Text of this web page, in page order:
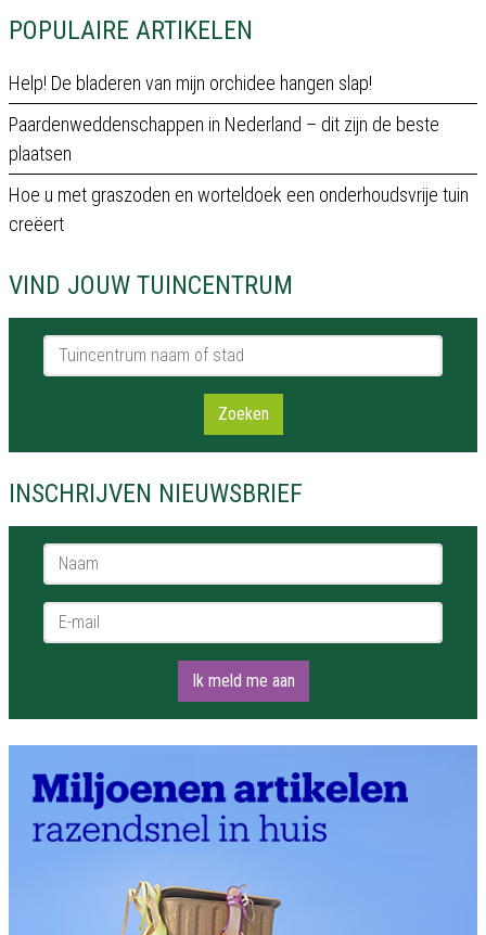
POPULAIRE ARTIKELEN
Help! De bladeren van mijn orchidee hangen slap!
Paardenweddenschappen in Nederland – dit zijn de beste
plaatsen
Hoe u met graszoden en worteldoek een onderhoudsvrije tuin
creëert
VIND JOUW TUINCENTRUM
Tuincentrum naam of stad
Zoeken
INSCHRIJVEN NIEUWSBRIEF
Naam *
E-mail *
Ik meld me aan